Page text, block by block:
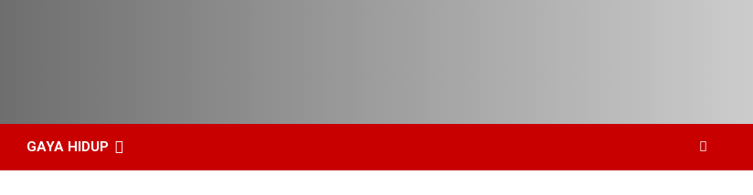
GAYA HIDUP